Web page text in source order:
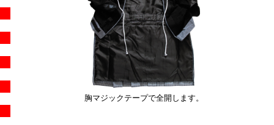
胸マジックテープで全開します。